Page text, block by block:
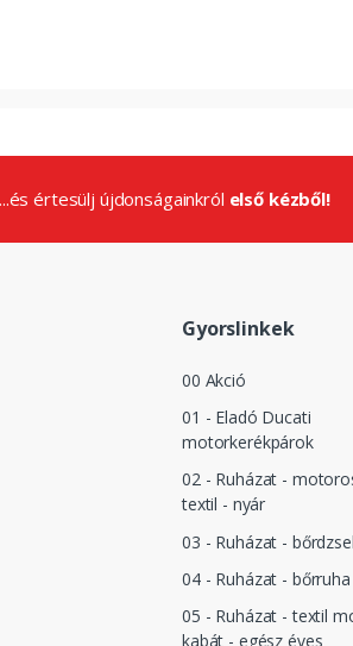
...és értesülj újdonságainkról első kézből!
Gyorslinkek
00 Akció
01 - Eladó Ducati
motorkerékpárok
02 - Ruházat -
textil - nyár
03 - Ruházat -
04 - Ruházat - bőrruha
05 - Ruházat - textil
kabát - egész éves